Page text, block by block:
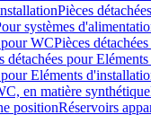
Pièces
systèmes
WCPièces
détachées pour
pour Eléments
en matière synthétique
positionRéservoirs